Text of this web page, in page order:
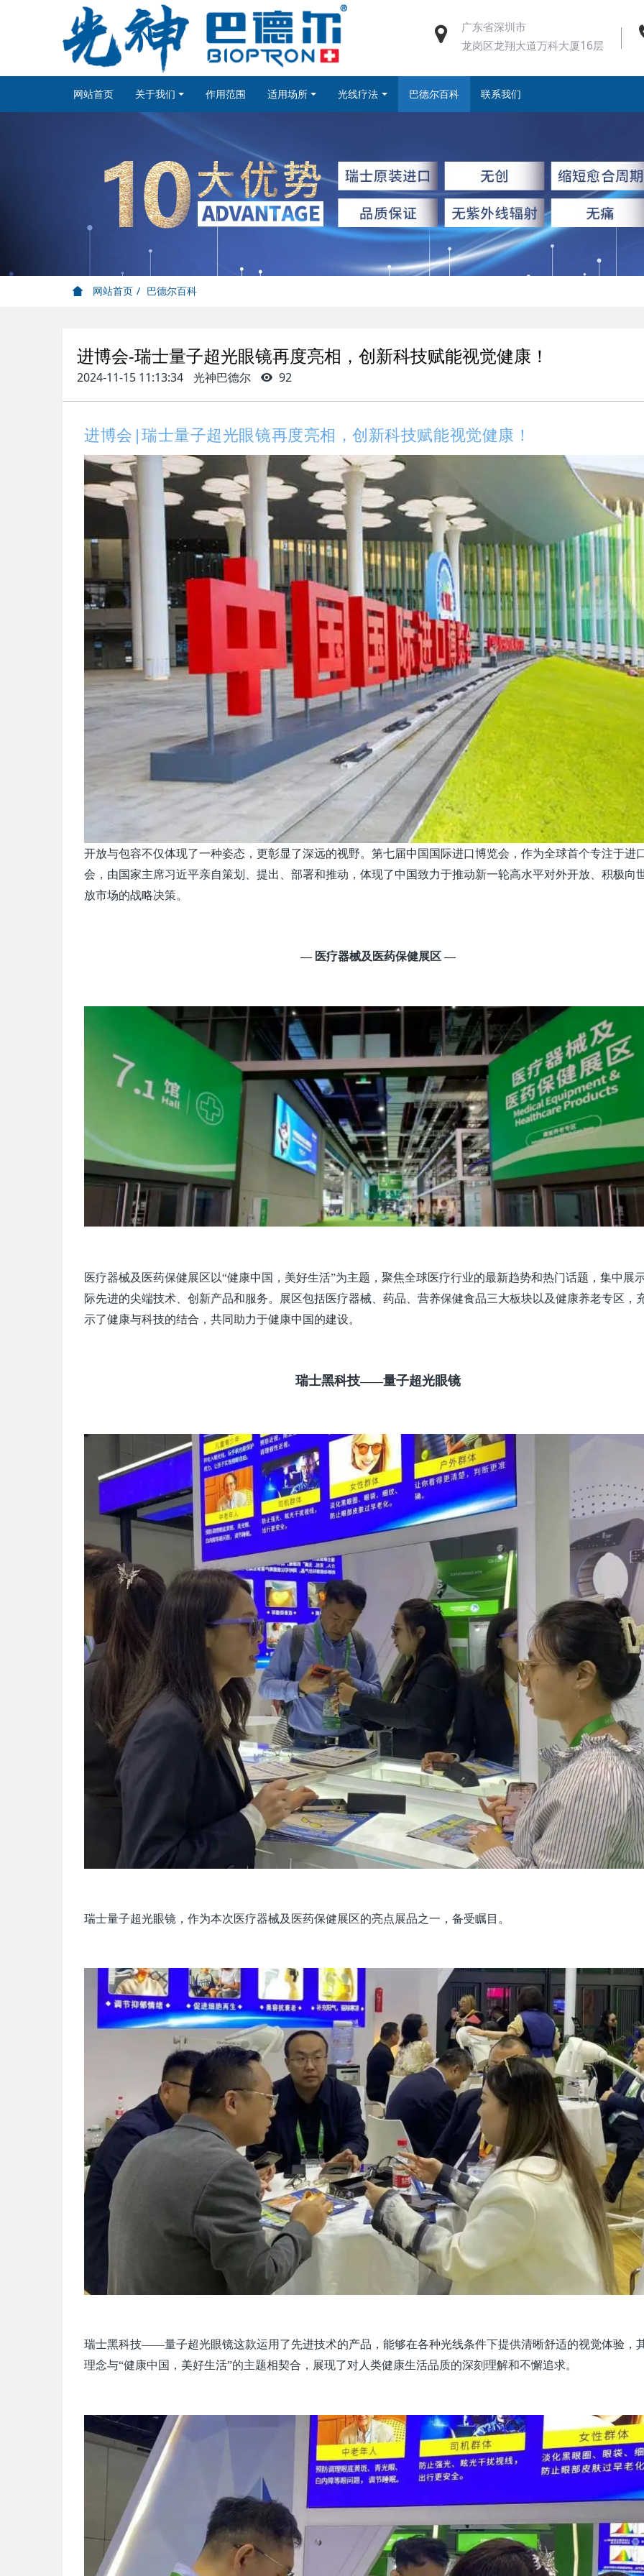
广东省深圳市
龙岗区龙翔大道万科大厦16层
网站首页 关于我们 作用范围 适用场所 光线疗法 巴德尔百科 联系我们
网站首页 巴德尔百科
进博会-瑞士量子超光眼镜再度亮相，创新科技赋能视觉健康！
2024-11-15 11:13:34 光神巴德尔 92
进博会|瑞士量子超光眼镜再度亮相，创新科技赋能视觉健康！
开放与包容不仅体现了一种姿态，更彰显了深远的视野。第七届中国国际进口博览会，作为全球首个专注于进
会，由国家主席习近平亲自策划、提出、部署和推动，体现了中国致力于推动新一轮高水平对外开放、积极向
放市场的战略决策。
— 医疗器械及医药保健展区 —
医疗器械及医药保健展区以“健康中国，美好生活”为主题，聚焦全球医疗行业的最新趋势和热门话题，集中展
际先进的尖端技术、创新产品和服务。展区包括医疗器械、药品、营养保健食品三大板块以及健康养老专区，
示了健康与科技的结合，共同助力于健康中国的建设。
瑞士黑科技——量子超光眼镜
瑞士量子超光眼镜，作为本次医疗器械及医药保健展区的亮点展品之一，备受瞩目。
瑞士黑科技——量子超光眼镜这款运用了先进技术的产品，能够在各种光线条件下提供清晰舒适的视觉体验，
理念与“健康中国，美好生活”的主题相契合，展现了对人类健康生活品质的深刻理解和不懈追求。